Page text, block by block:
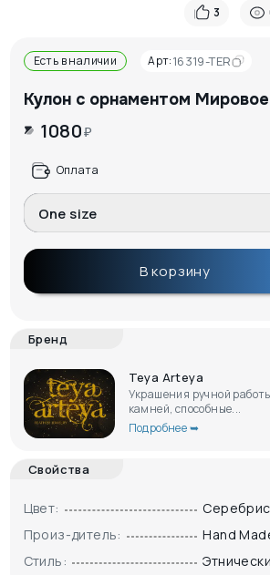
3
Есть в наличии Арт:16319-TER
Кулон с орнаментом
1080₽
Оплата
One size
В корзину
Бренд
Teya Arteya
Украшения ручной
камней, способные...
Подробнее ➥
Свойства
Цвет:
Произ-дитель:
Hand
Стиль: